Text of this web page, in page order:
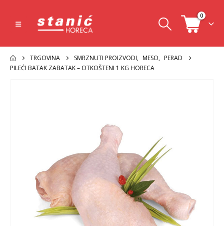
0
TRGOVINA SMRZNUTI PROIZVODI, MESO, PERAD
PILEĆI BATAK ZABATAK – OTKOŠTENI 1 KG HORECA